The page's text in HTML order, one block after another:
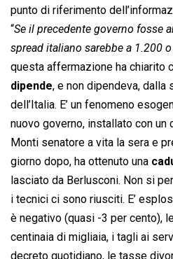
e
b
o
o
k
t
s
A
p
p
k
e
d
I
n
e
a
d
s
i
l
punto di riferimento
“Se il precedente governo fosse
spread italiano sarebbe a 1.200
questa affermazione ha chiarito
dipende, e non dipendeva, dalla
dell’Italia. E’ un fenomeno
nuovo governo, installato con un
Monti senatore a vita la sera e
giorno dopo, ha ottenuto una
lasciato da Berlusconi. Non si
i tecnici ci sono riusciti. E’
è negativo (quasi -3 per cento),
centinaia di migliaia, i tagli ai
decreto quotidiano, le tasse